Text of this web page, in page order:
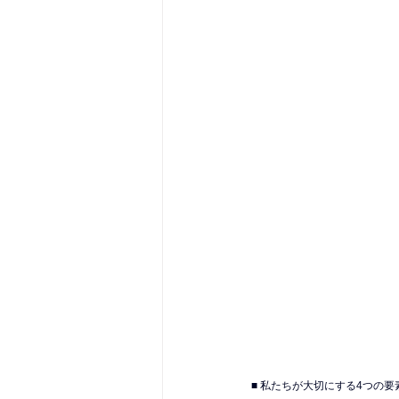
■ 私たちが大切にする4つの要